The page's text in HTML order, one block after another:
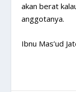
akan berat
anggotanya.
Ibnu Mas’ud